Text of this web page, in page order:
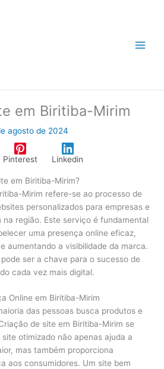
em Biritiba-Mirim
agosto de 2024
Pinterest Linkedin
em Biritiba-Mirim?
Mirim refere-se ao processo de
personalizados para empresas e
na região. Este serviço é fundamental
uma presença online eficaz,
aumentando a visibilidade da marca.
ser a chave para o sucesso de
cada vez mais digital.
Online em Biritiba-Mirim
das pessoas busca produtos e
de site em Biritiba-Mirim se
otimizado não apenas ajuda a
mas também proporciona
aos consumidores. Um site bem